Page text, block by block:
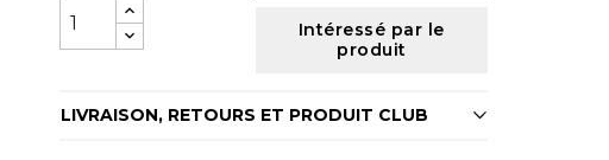
Intéressé par le
produit
LIVRAISON, RETOURS ET PRODUIT CLUB